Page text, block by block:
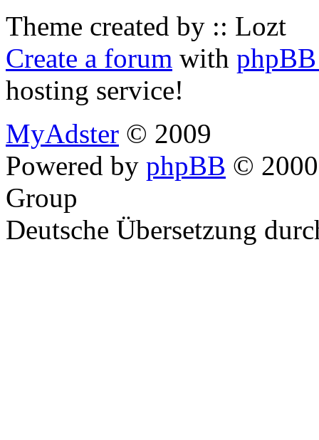
Theme created by :: Lozt
Create a forum with
hosting service!
MyAdster © 2009
Powered by phpBB ©
Group
Deutsche Übersetzung